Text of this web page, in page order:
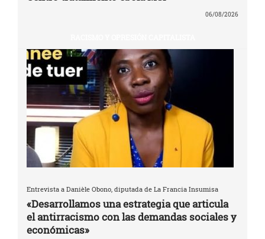
06/08/2026
Entrevista a Danièle Obono, diputada de La Francia Insumisa
«Desarrollamos una estrategia que articula
el antirracismo con las demandas sociales y
económicas»